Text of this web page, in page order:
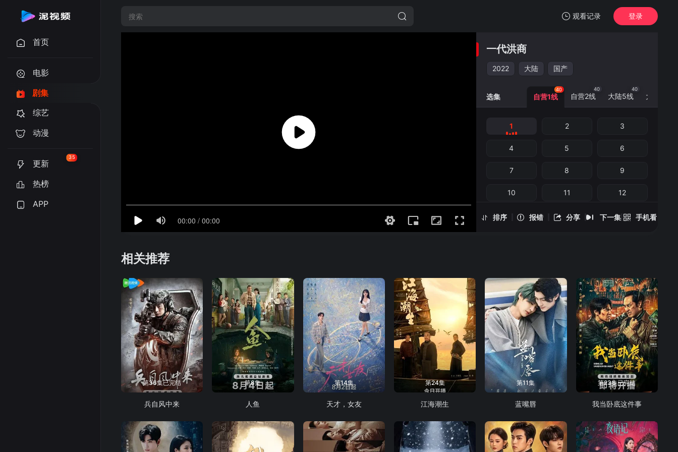
观看记录
我的观影记录
一代洪商
登录
首页
电影
剧集
综艺
动漫
更新
35
热榜
APP
一代洪商
2022 大陆 国产
排序 报错 分享 下一集 手机看
选集 自营1线
40
自营2线
40
大陆5线
40
大陆6线
1 2 3
4 5 6
7 8 9
10 11 12
14 15
22 23 24
25 26 27
28 29 30
31 32 33
34 35 36
37 38 39
相关推荐
第36集已完结
兵自风中来
第8集
人鱼
第14集
天才，女友
第24集
江海潮生
第11集
蓝嘴唇
第23集已完结
我当卧底这件事